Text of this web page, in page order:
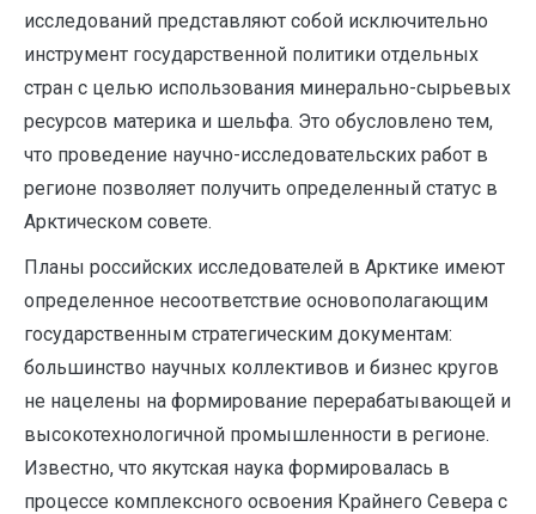
исследований представляют собой исключительно
инструмент государственной политики отдельных
стран с целью использования минерально-сырьевых
ресурсов материка и шельфа. Это обусловлено тем,
что проведение научно-исследовательских работ в
регионе позволяет получить определенный статус в
Арктическом совете.
Планы российских исследователей в Арктике имеют
определенное несоответствие основополагающим
государственным стратегическим документам:
большинство научных коллективов и бизнес кругов
не нацелены на формирование перерабатывающей и
высокотехнологичной промышленности в регионе.
Известно, что якутская наука формировалась в
процессе комплексного освоения Крайнего Севера с